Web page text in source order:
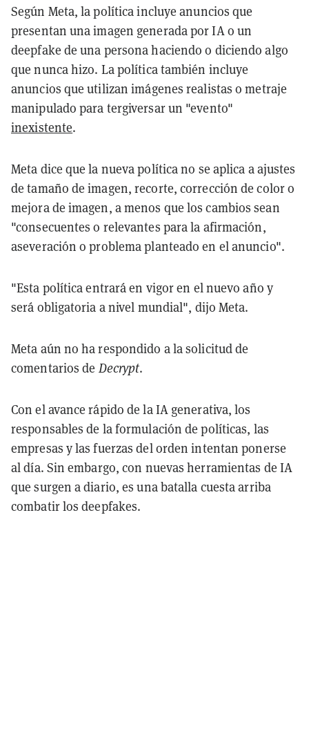
Según Meta, la política incluye anuncios que
presentan una imagen generada por IA o un
deepfake de una persona haciendo o diciendo algo
que nunca hizo. La política también incluye
anuncios que utilizan imágenes realistas o metraje
manipulado para tergiversar un "evento"
inexistente.
Meta dice que la nueva política no se aplica a ajustes
de tamaño de imagen, recorte, corrección de color o
mejora de imagen, a menos que los cambios sean
"consecuentes o relevantes para la afirmación,
aseveración o problema planteado en el anuncio".
"Esta política entrará en vigor en el nuevo año y
será obligatoria a nivel mundial", dijo Meta.
Meta aún no ha respondido a la solicitud de
comentarios de Decrypt.
Con el avance rápido de la IA generativa, los
responsables de la formulación de políticas, las
empresas y las fuerzas del orden intentan ponerse
al día. Sin embargo, con nuevas herramientas de IA
que surgen a diario, es una batalla cuesta arriba
combatir los deepfakes.